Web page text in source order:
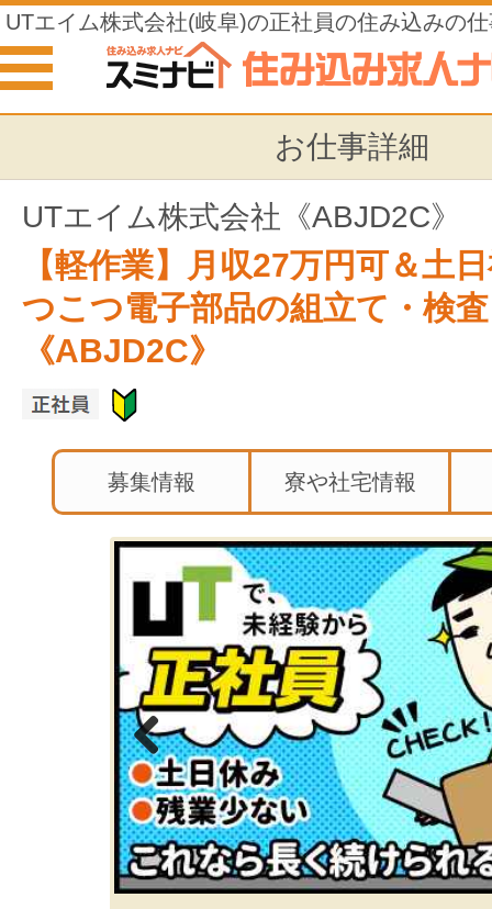
UTエイム株式会社(岐阜)の正社員の住み込みの
お仕事詳細
UTエイム株式会社《ABJD2C》
【軽作業】月収27万円可＆土
つこつ電子部品の組立て・検査
《ABJD2C》
募集情報 寮や社宅情報
Previous